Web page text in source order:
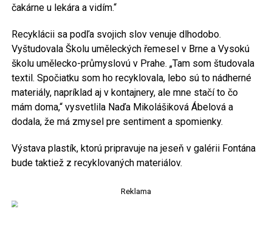
čakárne u lekára a vidím.“
Recyklácii sa podľa svojich slov venuje dlhodobo.
Vyštudovala Školu uměleckých řemesel v Brne a Vysokú
školu umělecko-průmyslovú v Prahe. „Tam som študovala
textil. Spočiatku som ho recyklovala, lebo sú to nádherné
materiály, napríklad aj v kontajnery, ale mne stačí to čo
mám doma,“ vysvetlila Naďa Mikolášiková Ábelová a
dodala, že má zmysel pre sentiment a spomienky.
Výstava plastík, ktorú pripravuje na jeseň v galérii Fontána
bude taktiež z recyklovaných materiálov.
Reklama